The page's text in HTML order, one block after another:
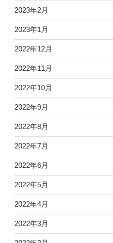
2023年2月
2023年1月
2022年12月
2022年11月
2022年10月
2022年9月
2022年8月
2022年7月
2022年6月
2022年5月
2022年4月
2022年3月